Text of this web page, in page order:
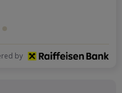
by